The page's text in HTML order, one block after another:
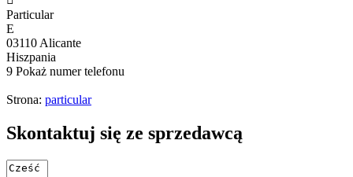
Particular
E
03110 Alicante
Hiszpania
9 Pokaż numer telefonu
Strona: particular
Skontaktuj się ze sprzedawcą